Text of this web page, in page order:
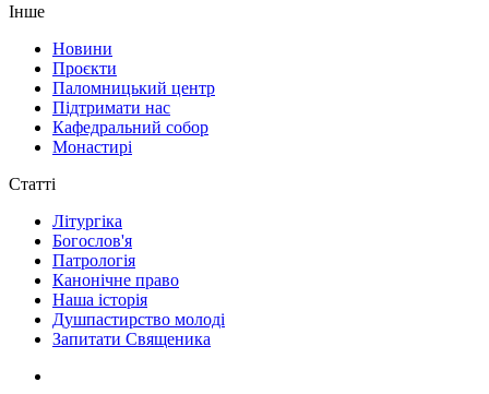
Інше
Новини
Проєкти
Паломницький центр
Підтримати нас
Кафедральний собор
Монастирі
Статті
Літургіка
Богослов'я
Патрологія
Канонічне право
Наша історія
Душпастирство молоді
Запитати Священика